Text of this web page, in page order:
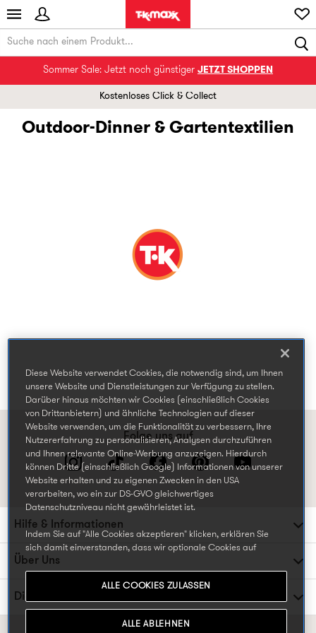
Sommer Sale: Jetzt noch günstiger JETZT SHOPPEN
Kostenloses Click & Collect
Outdoor-Dinner & Gartentextilien
Folge uns auf
Hilfe & Informationen
Über Uns
Die TK Maxx Familie
Diese Website verwendet Cookies, die notwendig sind, um Ihnen
unsere Website und Dienstleistungen zur Verfügung zu stellen.
Darüber hinaus möchten wir Cookies (einschließlich Cookies
von Drittanbietern) und ähnliche Technologien auf dieser
Website verwenden, um die Funktionalität zu verbessern, Ihre
Nutzererfahrung zu personalisieren, Analysen durchzuführen
und Ihnen relevante Online-Werbung anzuzeigen. Hierdurch
können Dritte (einschließlich Google) Informationen von unserer
Website erhalten und zu eigenen Zwecken in den USA
verarbeiten, wo ein zur DS-GVO gleichwertiges
Datenschutzniveau nicht gewährleistet ist.
Indem Sie auf "Alle Cookies akzeptieren" klicken, erklären Sie
sich damit einverstanden, dass wir optionale Cookies auf
unserer Website verwenden können, einschließlich Cookies, die
von Dritten gesetzt werden, die Ihre Daten in den USA
weiterverarbeiten oder speichern können, und Ihre persönlichen
Daten für die oben beschriebenen Zwecke verarbeiten. Sie
die Cookie-Einstellungen in der Fußzeile unserer Website
ALLE COOKIES ZULASSEN
ALLE ABLEHNEN